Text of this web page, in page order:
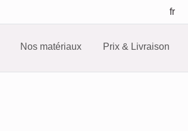
fr
Nos matériaux Prix & Livraison